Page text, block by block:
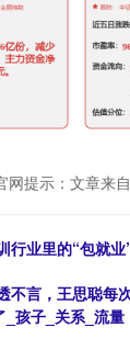
网提示：文章来
行业里的“包就
不言，王思聪每
_孩子_关系_流量